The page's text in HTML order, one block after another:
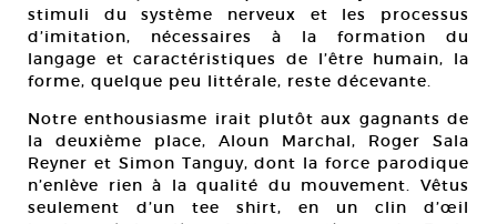
stimuli du système nerveux et les processus
d’imitation, nécessaires à la formation du
langage et caractéristiques de l’être humain, la
forme, quelque peu littérale, reste décevante.
Notre enthousiasme irait plutôt aux gagnants de
la deuxième place, Aloun Marchal, Roger Sala
Reyner et Simon Tanguy, dont la force parodique
n’enlève rien à la qualité du mouvement. Vêtus
seulement d’un tee shirt, en un clin d’œil